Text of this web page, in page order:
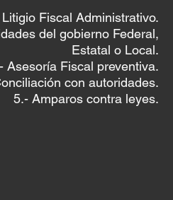
Fiscal Administrativo.
del gobierno Federal,
Estatal o Local.
Asesoría Fiscal preventiva.
con autoridades.
5.- Amparos contra leyes.